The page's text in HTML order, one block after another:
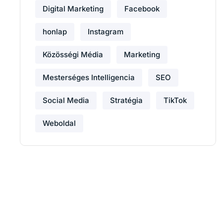
Digital Marketing Facebook
honlap Instagram
Közösségi Média Marketing
Mesterséges Intelligencia SEO
Social Media Stratégia TikTok
Weboldal